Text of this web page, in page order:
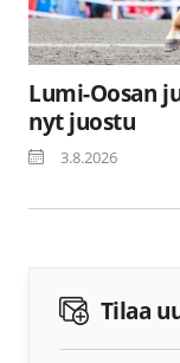
Lumi-Oosan
nyt juostu
3.8.2026
Tilaa